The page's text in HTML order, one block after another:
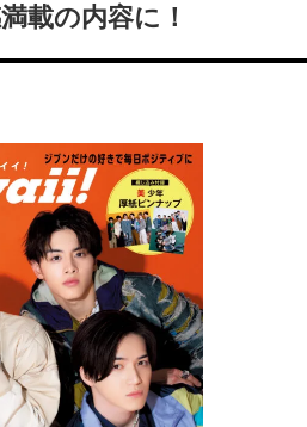
載の内容に！